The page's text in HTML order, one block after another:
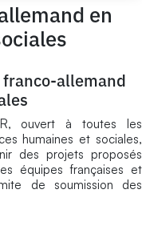
en
allemand
ouvert à toutes les
humaines et sociales,
des projets proposés
équipes françaises et
de soumission des